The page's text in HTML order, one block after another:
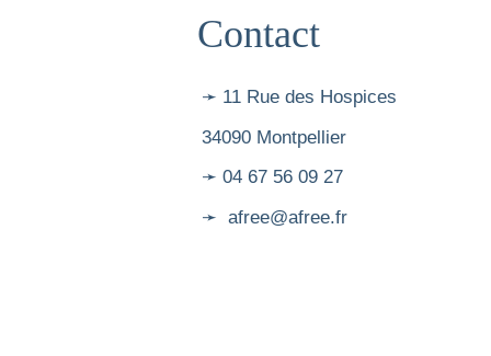
Contact
➛ 11 Rue des Hospices
34090 Montpellier
➛ 04 67 56 09 27
➛ afree@afree.fr